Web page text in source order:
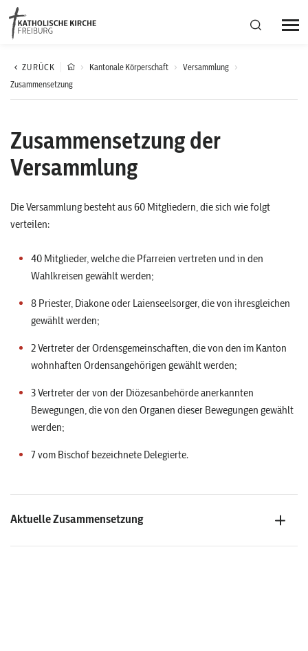
Bistumsregion Deutschfreiburg
ZURÜCK Kantonale Körperschaft
Versammlung
Zusammensetzung
Zusammensetzung der
Versammlung
Die Versammlung besteht aus 60 Mitgliedern, die sich wie folgt
verteilen:
40 Mitglieder, welche die Pfarreien vertreten und in den
Wahlkreisen gewählt werden;
8 Priester, Diakone oder Laienseelsorger, die von ihresgleichen
gewählt werden;
2 Vertreter der Ordensgemeinschaften, die von den im Kanton
wohnhaften Ordensangehörigen gewählt werden;
3 Vertreter der von der Diözesanbehörde anerkannten
Bewegungen, die von den Organen dieser Bewegungen gewählt
werden;
7 vom Bischof bezeichnete Delegierte.
Aktuelle Zusammensetzung